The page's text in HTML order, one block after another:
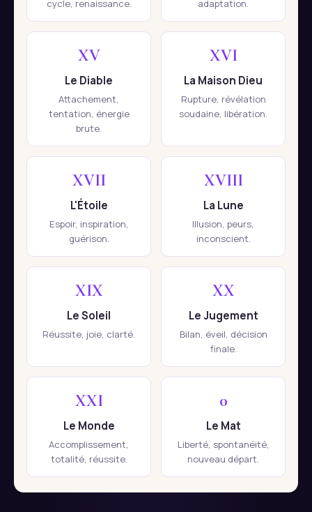
cycle, renaissance.
adaptation.
XV
Le Diable
Attachement,
tentation, énergie
brute.
XVI
La Maison Dieu
Rupture, révélation
soudaine, libération.
XVII
L'Étoile
Espoir, inspiration,
guérison.
XVIII
La Lune
Illusion, peurs,
inconscient.
XIX
Le Soleil
Réussite, joie, clarté.
XX
Le Jugement
Bilan, éveil, décision
finale.
XXI
Le Monde
Accomplissement,
totalité, réussite.
0
Le Mat
Liberté, spontanéité,
nouveau départ.